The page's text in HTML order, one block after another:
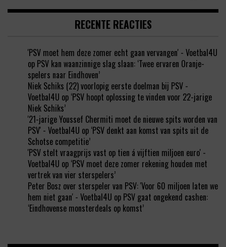
RECENTE REACTIES
'PSV moet hem deze zomer echt gaan vervangen' - Voetbal4U
op PSV kan waanzinnige slag slaan: ‘Twee ervaren Oranje-
spelers naar Eindhoven’
Niek Schiks (22) voorlopig eerste doelman bij PSV -
Voetbal4U op ‘PSV hoopt oplossing te vinden voor 22-jarige
Niek Schiks’
'21-jarige Youssef Chermiti moet de nieuwe spits worden van
PSV' - Voetbal4U op ‘PSV denkt aan komst van spits uit de
Schotse competitie’
'PSV stelt vraagprijs vast op tien á vijftien miljoen euro' -
Voetbal4U op ‘PSV moet deze zomer rekening houden met
vertrek van vier sterspelers’
Peter Bosz over sterspeler van PSV: 'Voor 60 miljoen laten we
hem niet gaan' - Voetbal4U op PSV gaat ongekend cashen:
‘Eindhovense monsterdeals op komst’